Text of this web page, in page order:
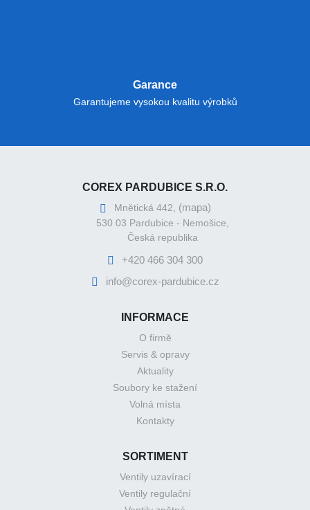
Garance
Garantujeme vysokou kvalitu výrobků
COREX PARDUBICE S.R.O.
Mnětická 442, (mapa)
530 03 Pardubice - Nemošice,
Česká republika
+420 466 304 300
info@corex-pardubice.cz
INFORMACE
O firmě
Servis & opravy
Aktuality
Soubory ke stažení
Volná místa
Kontakty
SORTIMENT
Ventily uzavírací
Ventily regulační